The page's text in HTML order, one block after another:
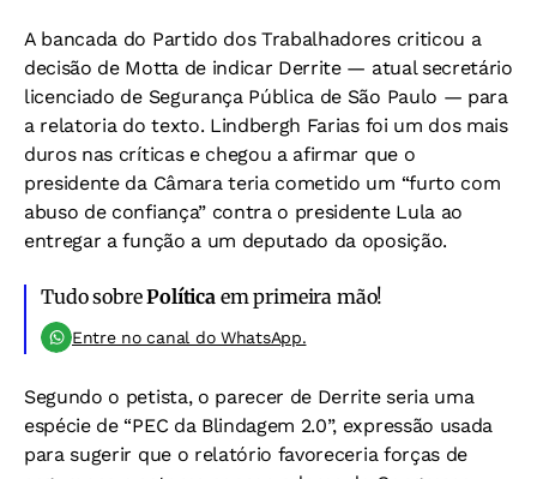
A bancada do Partido dos Trabalhadores criticou a
decisão de Motta de indicar Derrite — atual secretário
licenciado de Segurança Pública de São Paulo — para
a relatoria do texto. Lindbergh Farias foi um dos mais
duros nas críticas e chegou a afirmar que o
presidente da Câmara teria cometido um “furto com
abuso de confiança” contra o presidente Lula ao
entregar a função a um deputado da oposição.
Tudo sobrePolítica em primeira mão!
Entre no canal do WhatsApp.
Segundo o petista, o parecer de Derrite seria uma
espécie de “PEC da Blindagem 2.0”, expressão usada
para sugerir que o relatório favoreceria forças de